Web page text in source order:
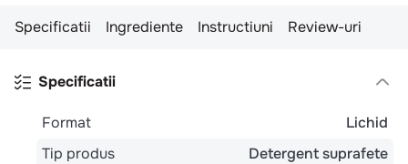
Specificatii Ingrediente Instructiuni Review-uri
Specificatii
Format
Lichid
Tip produs
Detergent suprafete